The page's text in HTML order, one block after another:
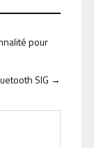
pour
SIG →